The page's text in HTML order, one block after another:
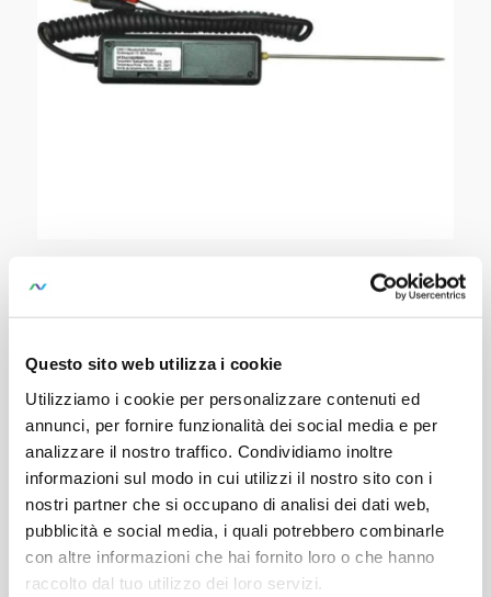
Questo sito web utilizza i cookie
Utilizziamo i cookie per personalizzare contenuti ed
annunci, per fornire funzionalità dei social media e per
analizzare il nostro traffico. Condividiamo inoltre
informazioni sul modo in cui utilizzi il nostro sito con i
nostri partner che si occupano di analisi dei dati web,
pubblicità e social media, i quali potrebbero combinarle
con altre informazioni che hai fornito loro o che hanno
raccolto dal tuo utilizzo dei loro servizi.
Z3431-3
Temperature Probe with Immersion Sensor,
NiCr-Ni, -20.. +350°C
Probe with a permanently mounted sensor